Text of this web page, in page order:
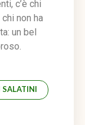
c’è chi
non ha
un bel
SALATINI